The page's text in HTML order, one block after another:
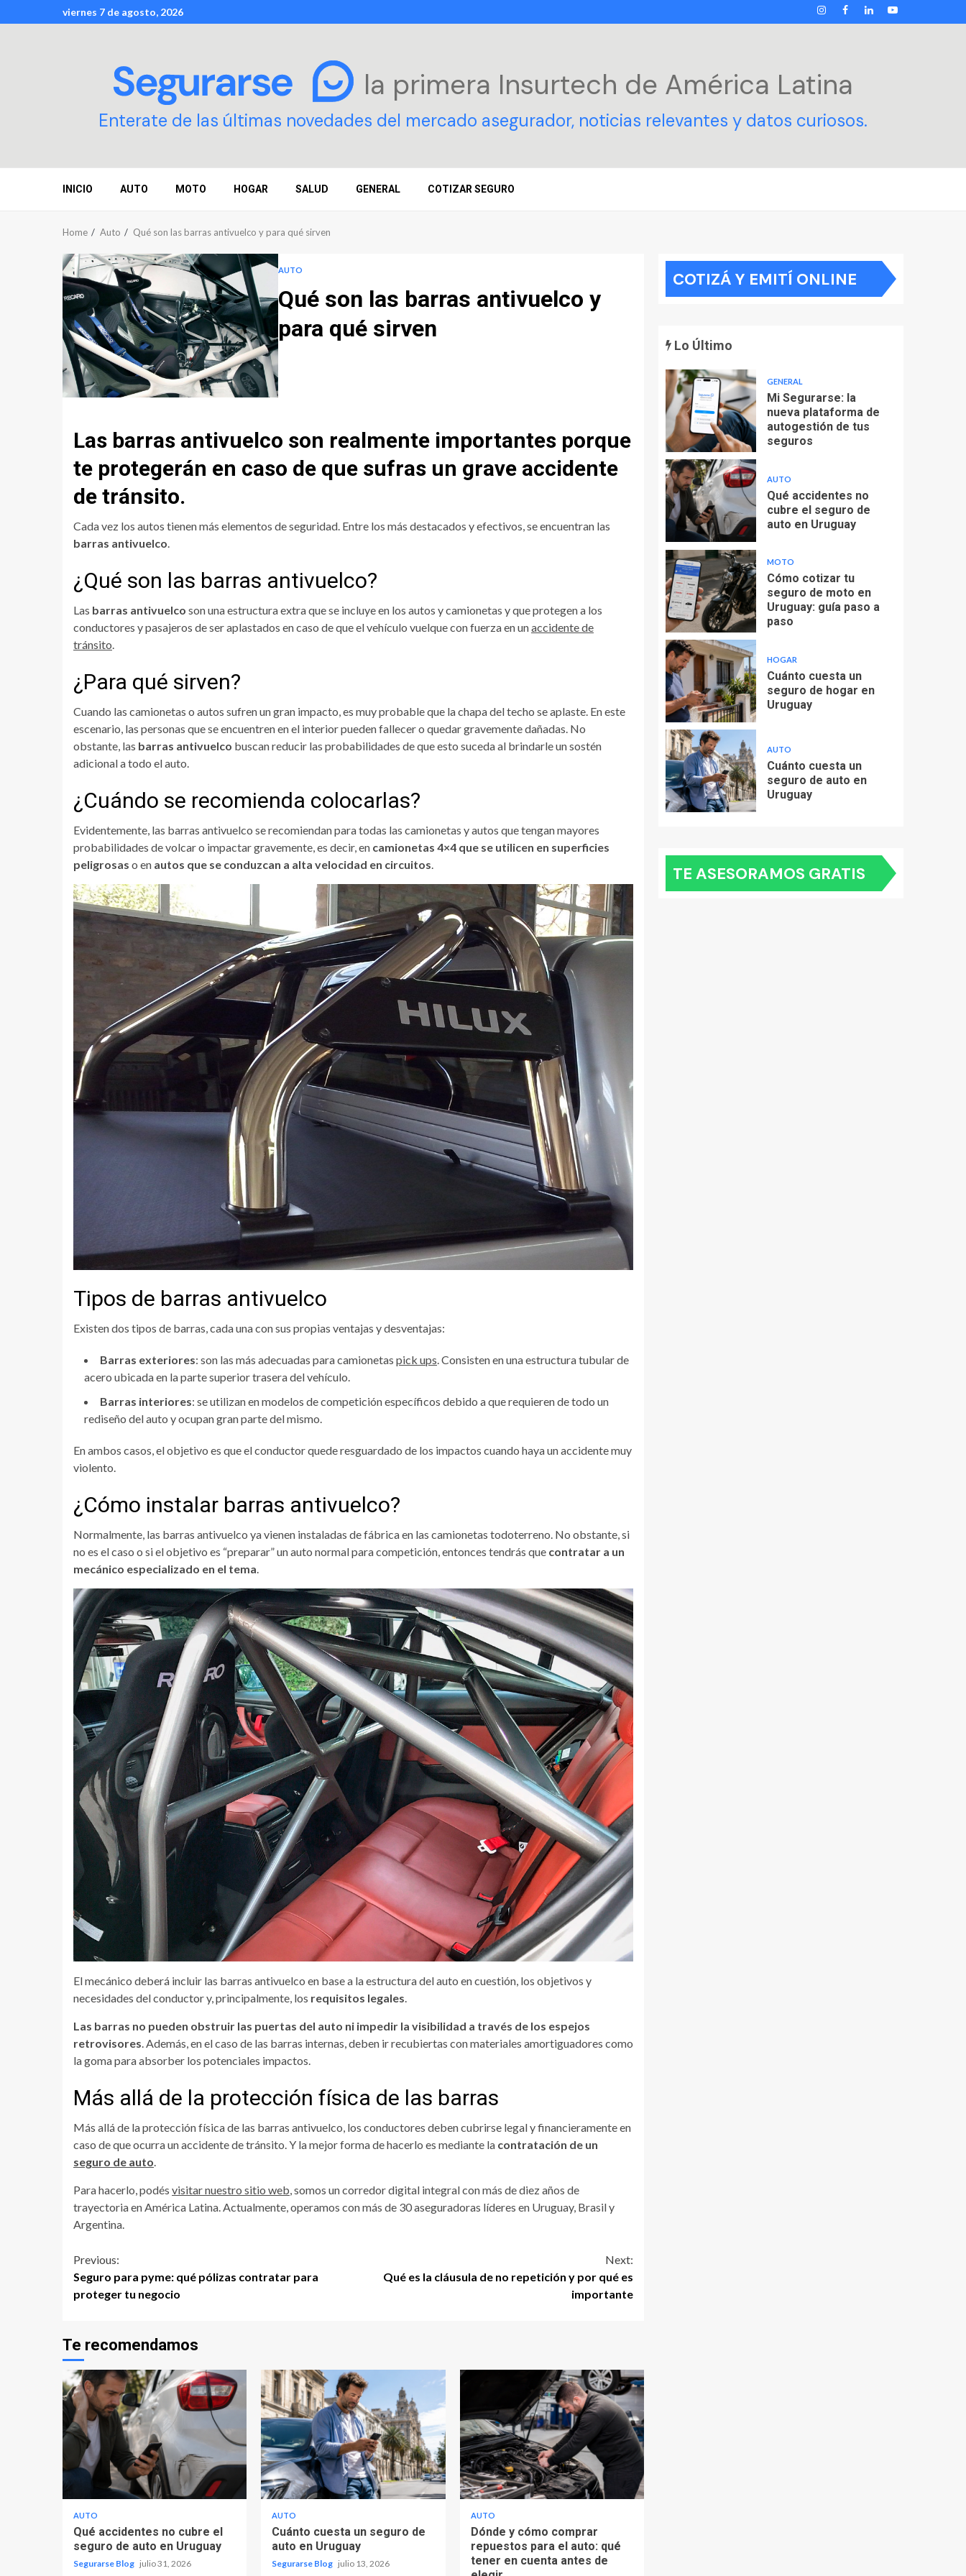
to
viernes 7 de agosto, 2026 INSTAGRAM
FACEBOOK
LINKEDIN
YOUTUBE
la primera Insurtech de América Latina
Enterate de las últimas novedades del mercado asegurador, noticias relevantes y datos curiosos.
INICIO AUTO MOTO HOGAR SALUD GENERAL COTIZAR SEGURO
Home Auto Qué son las barras antivuelco y para qué sirven
AUTO
Qué son las barras antivuelco y
para qué sirven
Las barras antivuelco son realmente importantes porque
te protegerán en caso de que sufras un grave accidente
de tránsito.
Cada vez los autos tienen más elementos de seguridad. Entre los más destacados y efectivos, se encuentran las
barras antivuelco.
¿Qué son las barras antivuelco?
Las barras antivuelco son una estructura extra que se incluye en los autos y camionetas y que protegen a los
conductores y pasajeros de ser aplastados en caso de que el vehículo vuelque con fuerza en unaccidente de
tránsito.
¿Para qué sirven?
Cuando las camionetas o autos sufren un gran impacto, es muy probable que la chapa del techo se aplaste. En este
escenario, las personas que se encuentren en el interior pueden fallecer o quedar gravemente dañadas. No
obstante, las barras antivuelco buscan reducir las probabilidades de que esto suceda al brindarle un sostén
adicional a todo el auto.
¿Cuándo se recomienda colocarlas?
Evidentemente, las barras antivuelco se recomiendan para todas las camionetas y autos que tengan mayores
probabilidades de volcar o impactar gravemente, es decir, en camionetas 4×4 que se utilicen en superficies
peligrosas o en autos que se conduzcan a alta velocidad en circuitos.
Tipos de barras antivuelco
Existen dos tipos de barras, cada una con sus propias ventajas y desventajas:
Barras exteriores: son las más adecuadas para camionetas pick ups. Consisten en una estructura tubular de
acero ubicada en la parte superior trasera del vehículo.
Barras interiores: se utilizan en modelos de competición específicos debido a que requieren de todo un
rediseño del auto y ocupan gran parte del mismo.
En ambos casos, el objetivo es que el conductor quede resguardado de los impactos cuando haya un accidente muy
violento.
¿Cómo instalar barras antivuelco?
Normalmente, las barras antivuelco ya vienen instaladas de fábrica en las camionetas todoterreno. No obstante, si
no es el caso o si el objetivo es “preparar” un auto normal para competición, entonces tendrás que contratar a un
mecánico especializado en el tema.
El mecánico deberá incluir las barras antivuelco en base a la estructura del auto en cuestión, los objetivos y
necesidades del conductor y, principalmente, los requisitos legales.
Las barras no pueden obstruir las puertas del auto ni impedir la visibilidad a través de los espejos
retrovisores. Además, en el caso de las barras internas, deben ir recubiertas con materiales amortiguadores como
la goma para absorber los potenciales impactos.
Más allá de la protección física de las barras
Más allá de la protección física de las barras antivuelco, los conductores deben cubrirse legal y financieramente en
caso de que ocurra un accidente de tránsito. Y la mejor forma de hacerlo es mediante la contratación de un
seguro de auto.
Para hacerlo, podés visitar nuestro sitio web, somos un corredor digital integral con más de diez años de
trayectoria en América Latina. Actualmente, operamos con más de 30 aseguradoras líderes en Uruguay, Brasil y
Argentina.
Continue
Reading
Previous:
Seguro para pyme: qué pólizas contratar para
proteger tu negocio
Next:
Qué es la cláusula de no repetición y por qué es
importante
Te recomendamos
AUTO
Qué accidentes no cubre el
seguro de auto en Uruguay
Segurarse Blog julio 31, 2026
AUTO
Cuánto cuesta un seguro de
auto en Uruguay
Segurarse Blog julio 13, 2026
AUTO
Dónde y cómo comprar
repuestos para el auto: qué
tener en cuenta antes de
COTIZÁ Y EMITÍ ONLINE
Lo Último
GENERAL
Mi Segurarse: la
nueva plataforma de
autogestión de tus
seguros
AUTO
Qué accidentes no
cubre el seguro de
auto en Uruguay
MOTO
Cómo cotizar tu
seguro de moto en
Uruguay: guía paso a
paso
HOGAR
Cuánto cuesta un
seguro de hogar en
Uruguay
AUTO
Cuánto cuesta un
seguro de auto en
Uruguay
TE ASESORAMOS GRATIS